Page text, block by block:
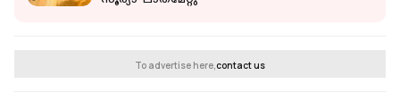
To advertise here,contact us